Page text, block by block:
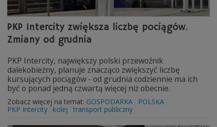
PKP Intercity zwiększa liczbę pociągów.
Zmiany od grudnia
PKP Intercity, największy polski przewoźnik
dalekobieżny, planuje znacząco zwiększyć liczbę
kursujących pociągów - od grudnia codziennie ma ich
być o ponad jedną czwartą więcej niż obecnie.
Zobacz więcej na temat: GOSPODARKA
POLSKA
PKP Intercity
kolej transport publiczny